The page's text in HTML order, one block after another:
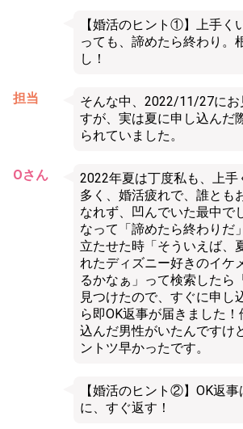
【婚活のヒント①】上手く
っても、諦めたら終わり。
し！
担当
そんな中、2022/11/27にお
すが、実は夏に申し込んだ
られていました。
Oさん
2022年夏は丁度私も、上手
多く、婚活疲れで、誰とも
なれず、凹んでいた最中で
なって「諦めたら終わりだ
立たせた時「そういえば、
れたディズニー好きのイケ
るかなぁ」って検索したら
見つけたので、すぐに申し
ら即OK返事が届きました
込んだ男性がいたんですけ
ントツ早かったです。
【婚活のヒント②】OK返
に、すぐ返す！